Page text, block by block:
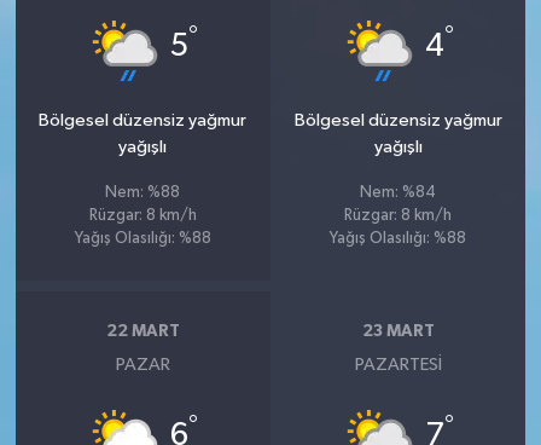
5°
Bölgesel düzensiz yağmur
yağışlı
Nem: %88
Rüzgar: 8 km/h
Yağış Olasılığı: %88
4°
Bölgesel düzensiz yağmur
yağışlı
Nem: %84
Rüzgar: 8 km/h
Yağış Olasılığı: %88
22 MART
PAZAR
6°
23 MART
PAZARTESI
7°